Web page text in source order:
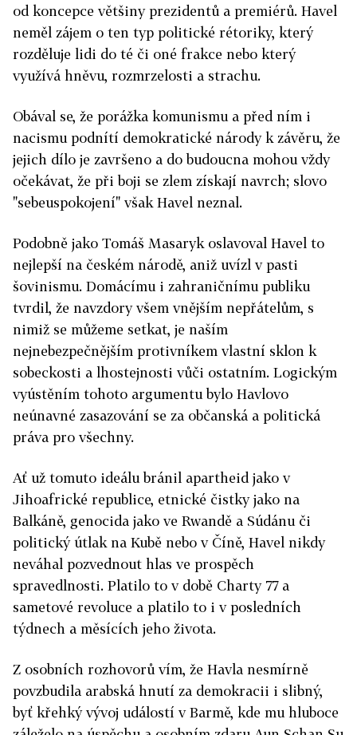
od koncepce většiny prezidentů a premiérů. Havel
neměl zájem o ten typ politické rétoriky, který
rozděluje lidi do té či oné frakce nebo který
využívá hněvu, rozmrzelosti a strachu.
Obával se, že porážka komunismu a před ním i
nacismu podnítí demokratické národy k závěru, že
jejich dílo je završeno a do budoucna mohou vždy
očekávat, že při boji se zlem získají navrch; slovo
"sebeuspokojení" však Havel neznal.
Podobně jako Tomáš Masaryk oslavoval Havel to
nejlepší na českém národě, aniž uvízl v pasti
šovinismu. Domácímu i zahraničnímu publiku
tvrdil, že navzdory všem vnějším nepřátelům, s
nimiž se můžeme setkat, je naším
nejnebezpečnějším protivníkem vlastní sklon k
sobeckosti a lhostejnosti vůči ostatním. Logickým
vyústěním tohoto argumentu bylo Havlovo
neúnavné zasazování se za občanská a politická
práva pro všechny.
Ať už tomuto ideálu bránil apartheid jako v
Jihoafrické republice, etnické čistky jako na
Balkáně, genocida jako ve Rwandě a Súdánu či
politický útlak na Kubě nebo v Číně, Havel nikdy
neváhal pozvednout hlas ve prospěch
spravedlnosti. Platilo to v době Charty 77 a
sametové revoluce a platilo to i v posledních
týdnech a měsících jeho života.
Z osobních rozhovorů vím, že Havla nesmírně
povzbudila arabská hnutí za demokracii i slibný,
byť křehký vývoj událostí v Barmě, kde mu hluboce